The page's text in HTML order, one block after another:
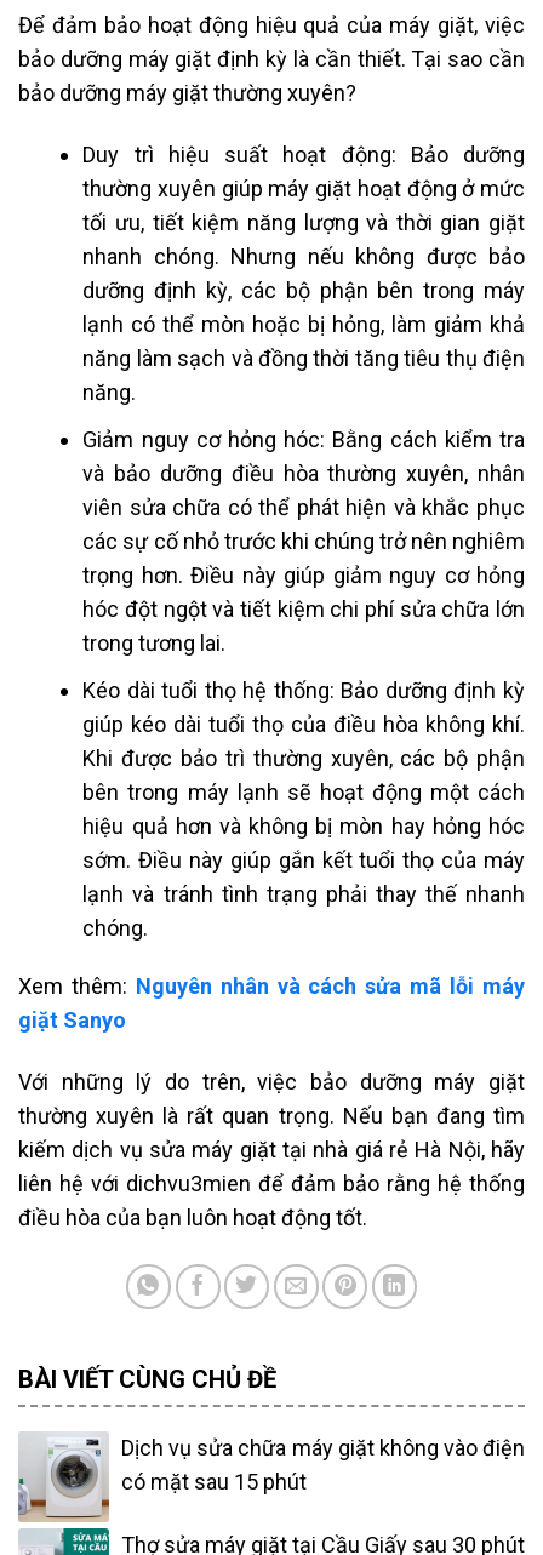
Để đảm bảo hoạt động hiệu quả của máy giặt, việc
bảo dưỡng máy giặt định kỳ là cần thiết. Tại sao cần
bảo dưỡng máy giặt thường xuyên?
Duy trì hiệu suất hoạt động: Bảo dưỡng
thường xuyên giúp máy giặt hoạt động ở mức
tối ưu, tiết kiệm năng lượng và thời gian giặt
nhanh chóng. Nhưng nếu không được bảo
dưỡng định kỳ, các bộ phận bên trong máy
lạnh có thể mòn hoặc bị hỏng, làm giảm khả
năng làm sạch và đồng thời tăng tiêu thụ điện
năng.
Giảm nguy cơ hỏng hóc: Bằng cách kiểm tra
và bảo dưỡng điều hòa thường xuyên, nhân
viên sửa chữa có thể phát hiện và khắc phục
các sự cố nhỏ trước khi chúng trở nên nghiêm
trọng hơn. Điều này giúp giảm nguy cơ hỏng
hóc đột ngột và tiết kiệm chi phí sửa chữa lớn
trong tương lai.
Kéo dài tuổi thọ hệ thống: Bảo dưỡng định kỳ
giúp kéo dài tuổi thọ của điều hòa không khí.
Khi được bảo trì thường xuyên, các bộ phận
bên trong máy lạnh sẽ hoạt động một cách
hiệu quả hơn và không bị mòn hay hỏng hóc
sớm. Điều này giúp gắn kết tuổi thọ của máy
lạnh và tránh tình trạng phải thay thế nhanh
chóng.
Xem thêm: Nguyên nhân và cách sửa mã lỗi máy
giặt Sanyo
Với những lý do trên, việc bảo dưỡng máy giặt
thường xuyên là rất quan trọng. Nếu bạn đang tìm
kiếm dịch vụ sửa máy giặt tại nhà giá rẻ Hà Nội, hãy
liên hệ với dichvu3mien để đảm bảo rằng hệ thống
điều hòa của bạn luôn hoạt động tốt.
BÀI VIẾT CÙNG CHỦ ĐỀ
Dịch vụ sửa chữa máy giặt không vào điện
có mặt sau 15 phút
Thợ sửa máy giặt tại Cầu Giấy sau 30 phút